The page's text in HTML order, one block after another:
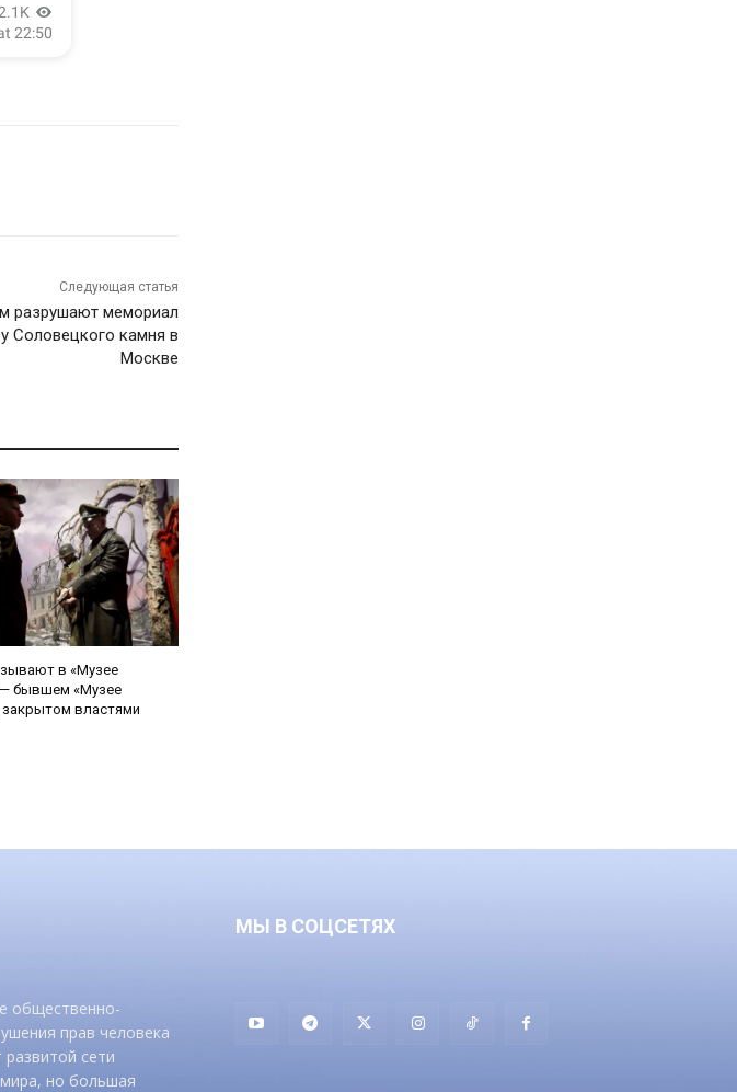
Следующая статья
разрушают мемориал
Соловецкого камня в
Москве
в «Музее
бывшем «Музее
закрытом властями
общественно-
прав человека
сети
но большая
МЫ В СОЦСЕТЯХ